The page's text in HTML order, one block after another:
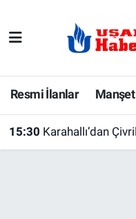
Resmi İlanlar Manşet
15:30 Karahallı’dan
E-Gazete
Ekonomi
Uşak Hava
Uşak Trafik